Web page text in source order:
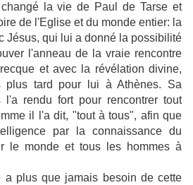
la vie de Paul de Tarse et
de l'Eglise et du monde entier: la
Jésus, qui lui a donné la possibilité
l'anneau de la vraie rencontre
et avec la révélation divine,
plus tard pour lui à Athènes. Sa
l'a rendu fort pour rencontrer tout
il l'a dit, "tout à tous", afin que
par la connaissance du
le monde et tous les hommes à
a plus que jamais besoin de cette